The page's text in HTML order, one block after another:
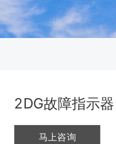
2DG故障指示器
马上咨询